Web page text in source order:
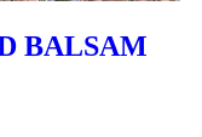
BALSAM